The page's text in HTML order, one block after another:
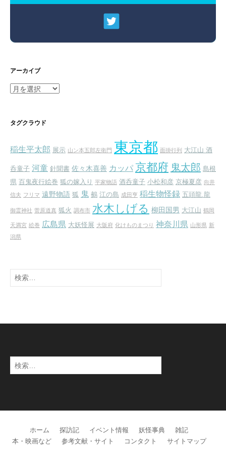
アーカイブ
ア
イ
タグクラウド
稲生平太郎 展示 山ン本五郎左衛門 東京都 面掛行列 大江山 酒
呑童子 河童 針聞書 佐々木喜善 カッパ 京都府 鬼太郎 島根
県 百鬼夜行絵巻 狐の嫁入り 平家物語 酒呑童子 小松和彦 京極夏彦 向井
信夫 フリマ 遠野物語 狐 鬼 鵺 江の島 成田亨 稲生物怪録 五頭龍.龍
御霊神社 菅原道真 狐火 調布市 水木しげる 柳田国男 大江山 鶴岡
天満宮 絵巻 広島県 大妖怪展 大阪府 化けものまつり 神奈川県 山形県 新
潟県
検
索:
検
索:
ホーム 探訪記 イベント情報 妖怪事典
雑記
本・映画など
参考文献・サイト コンタクト サイトマップ